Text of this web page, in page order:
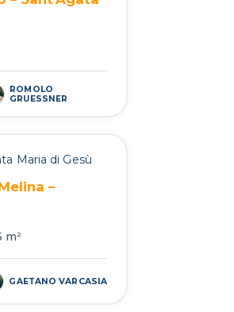
ROMOLO
GRUESSNER
Maria di Gesù
–
m²
GAETANO VARCASIA